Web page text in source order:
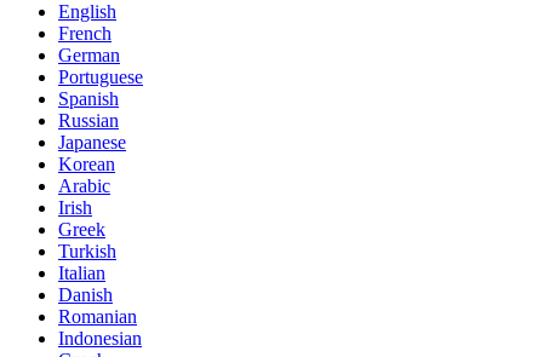
English
French
German
Portuguese
Spanish
Russian
Japanese
Korean
Arabic
Irish
Greek
Turkish
Italian
Danish
Romanian
Indonesian